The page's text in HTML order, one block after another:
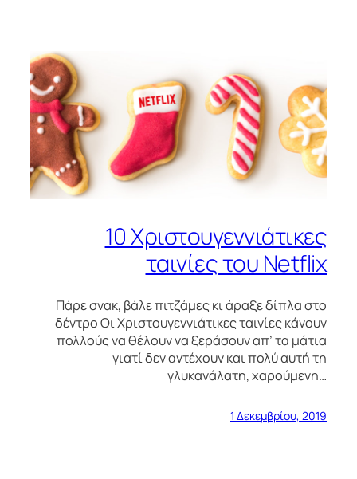
10 Χριστουγεννιάτικες
ταινίες του Netflix
Πάρε σνακ, βάλε πιτζάμες κι άραξε δίπλα στο
δέντρο Οι Χριστουγεννιάτικες ταινίες κάνουν
πολλούς να θέλουν να ξεράσουν απ’ τα μάτια
γιατί δεν αντέχουν και πολύ αυτή τη
γλυκανάλατη, χαρούμενη…
1 Δεκεμβρίου, 2019